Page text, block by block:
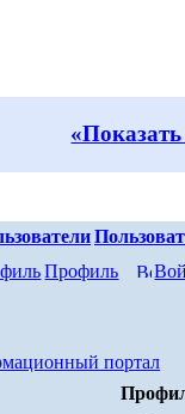
Профиль
портал